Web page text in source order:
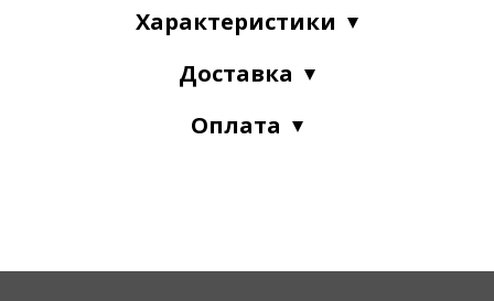
Характеристики
Доставка
Оплата